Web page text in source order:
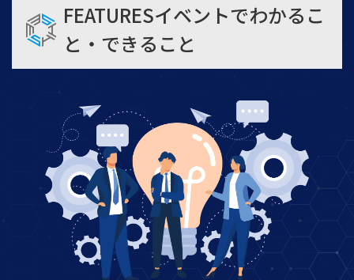
FEATURESイベントでわかるこ
と・できること